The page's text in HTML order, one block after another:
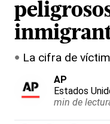
La cifra de
AP
Estados
min de